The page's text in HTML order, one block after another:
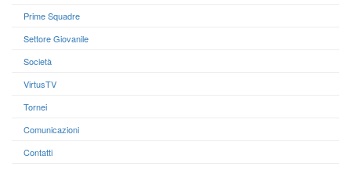
Prime Squadre
Settore Giovanile
Società
VirtusTV
Tornei
Comunicazioni
Contatti